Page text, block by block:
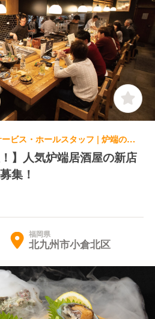
和食, 居酒屋 | レストランサービス・ホールスタッフ | 炉端のくろ兵衛
】人気炉端居酒屋の新店
集！
福岡県
北九州市小倉北区